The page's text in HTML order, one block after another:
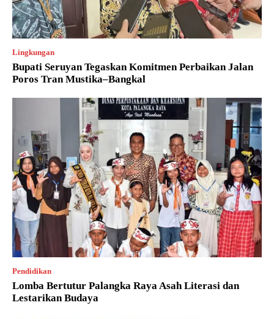
Lingkungan
Bupati Seruyan Tegaskan Komitmen Perbaikan Jalan
Poros Tran Mustika–Bangkal
Pendidikan
Lomba Bertutur Palangka Raya Asah Literasi dan
Lestarikan Budaya